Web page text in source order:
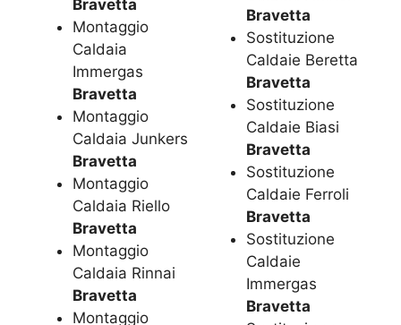
Bravetta
Montaggio
Caldaia
Immergas
Bravetta
Montaggio
Caldaia Junkers
Bravetta
Montaggio
Caldaia Riello
Bravetta
Montaggio
Caldaia Rinnai
Bravetta
Montaggio
Bravetta
Sostituzione
Caldaie Beretta
Bravetta
Sostituzione
Caldaie Biasi
Bravetta
Sostituzione
Caldaie Ferroli
Bravetta
Sostituzione
Caldaie
Immergas
Bravetta